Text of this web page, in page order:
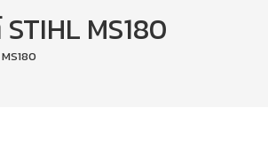
MS180